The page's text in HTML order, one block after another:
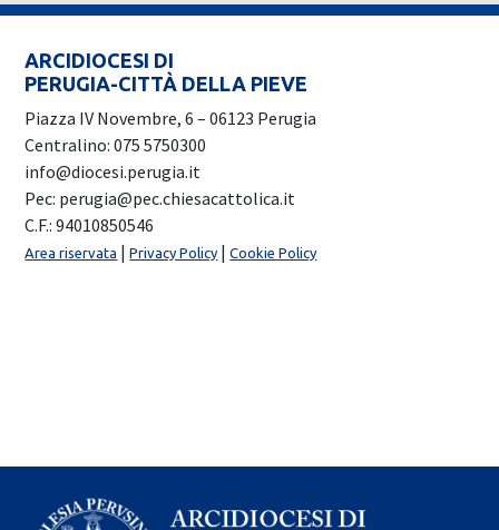
ARCIDIOCESI DI
PERUGIA-CITTÀ DELLA PIEVE
Piazza IV Novembre, 6 – 06123 Perugia
Centralino: 075 5750300
info@diocesi.perugia.it
Pec: perugia@pec.chiesacattolica.it
C.F.: 94010850546
Area riservata |Privacy Policy |Cookie Policy